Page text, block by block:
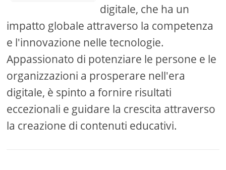
digitale, che ha un
impatto globale attraverso la competenza
e l'innovazione nelle tecnologie.
Appassionato di potenziare le persone e le
organizzazioni a prosperare nell'era
digitale, è spinto a fornire risultati
eccezionali e guidare la crescita attraverso
la creazione di contenuti educativi.